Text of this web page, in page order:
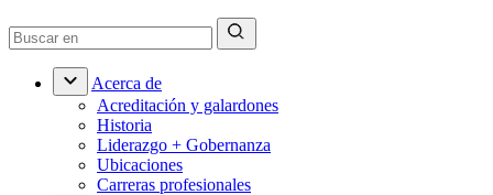
Acerca de
Acreditación y galardones
Historia
Liderazgo + Gobernanza
Ubicaciones
Carreras profesionales